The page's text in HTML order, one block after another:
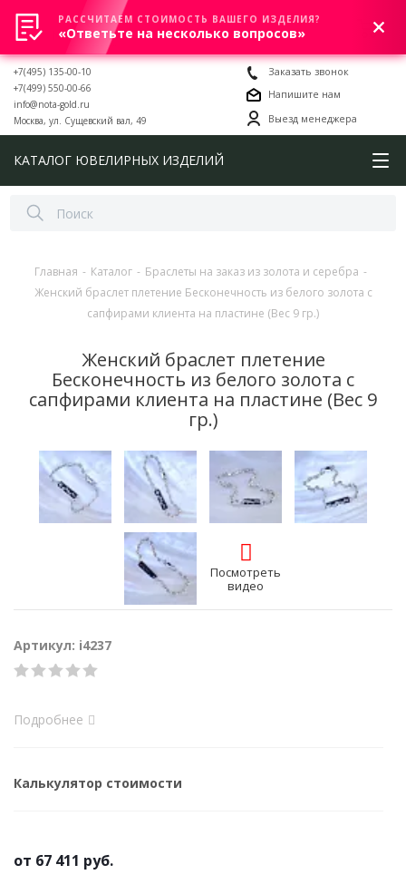
0
+7(495) 135-00-10
+7(499) 550-00-66
info@nota-gold.ru
Москва, ул. Сущевский вал, 49
Заказать звонок
Напишите нам
Выезд менеджера
КАТАЛОГ ЮВЕЛИРНЫХ ИЗДЕЛИЙ
Главная - Каталог - Браслеты на заказ из золота и серебра -
Женский браслет плетение Бесконечность из белого золота с
сапфирами клиента на пластине (Вес 9 гр.)
Женский браслет плетение
Бесконечность из белого золота с
сапфирами клиента на пластине (Вес 9
гр.)
Посмотреть
видео
Артикул: i4237
Подробнее
Калькулятор стоимости
от 67 411 руб.
РАССЧИТАЕМ СТОИМОСТЬ ВАШЕГО ИЗДЕЛИЯ?
«Ответьте на несколько вопросов»